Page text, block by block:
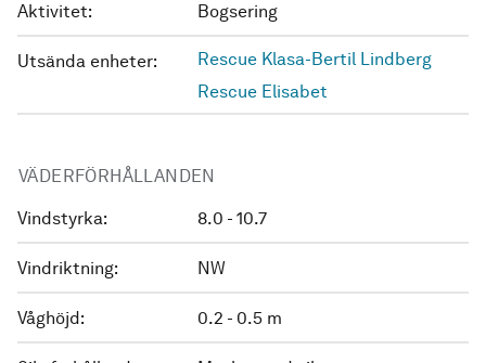
Aktivitet: Bogsering
Utsända enheter:
Rescue Klasa-Bertil Lindberg
Rescue Elisabet
VÄDERFÖRHÅLLANDEN
Vindstyrka: 8.0 - 10.7
Vindriktning: NW
Våghöjd: 0.2 - 0.5 m